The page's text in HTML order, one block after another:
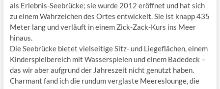
als Erlebnis-Seebrücke; sie wurde 2012 eröffnet und hat sich
zu einem Wahrzeichen des Ortes entwickelt. Sie ist knapp 435
Meter lang und verläuft in einem Zick-Zack-Kurs ins Meer
hinaus.
Die Seebrücke bietet vielseitige Sitz- und Liegeflächen, einem
Kinderspielbereich mit Wasserspielen und einem Badedeck –
das wir aber aufgrund der Jahreszeit nicht genutzt haben.
Charmant fand ich die rundum verglaste Meereslounge, die